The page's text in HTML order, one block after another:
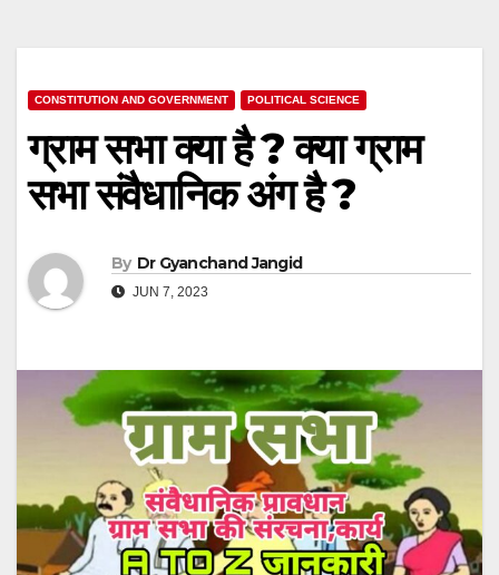
CONSTITUTION AND GOVERNMENT POLITICAL SCIENCE
ग्राम सभा क्या है ? क्या ग्राम
सभा संवैधानिक अंग है ?
By Dr Gyanchand Jangid
JUN 7, 2023